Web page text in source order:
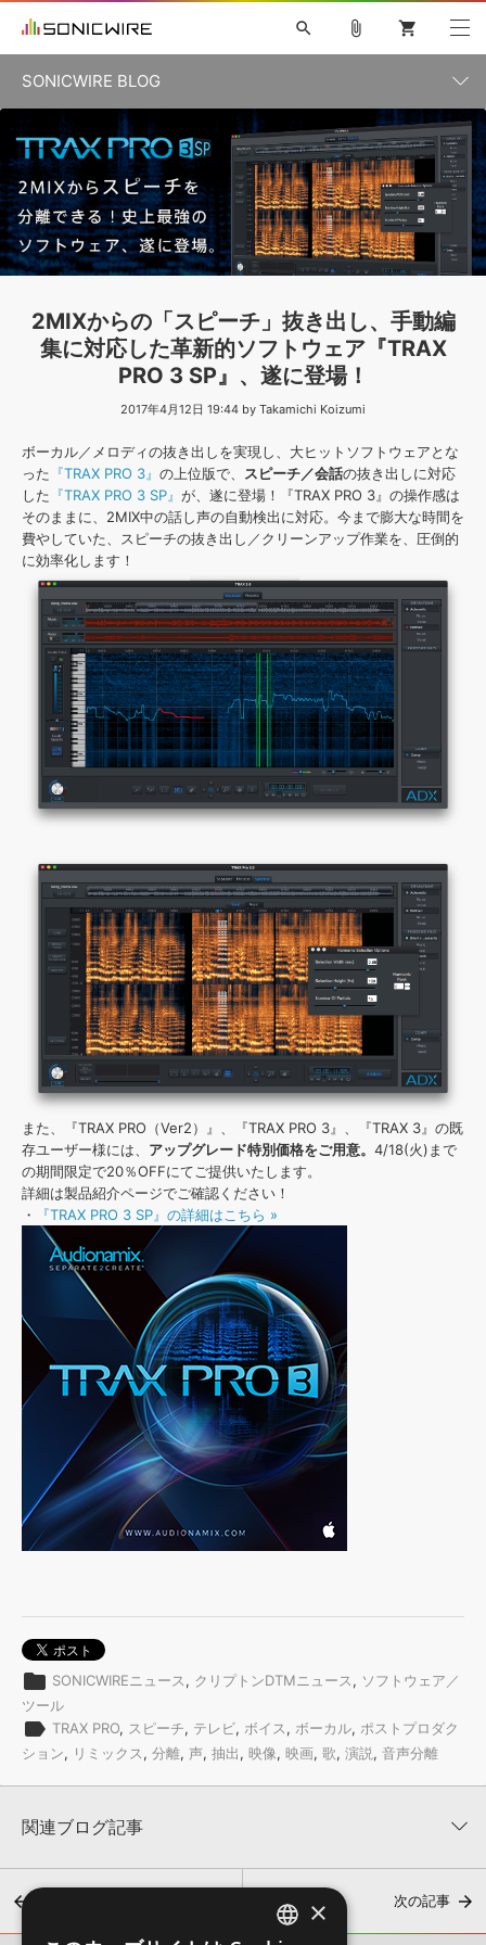
ソフト音源 »
プラグイン・エフェクト »
ソフトウェア／ツール »
効果音 »
BGM »
キャンペーン »
ニュースレター »
製品サポート情報 »
DTMガイド »
FAQ »
お問い合わせ »
音楽カード
楽曲配信流通サービス
無償のサウンド管理ソフト
次世代型ボーカル・エディタ
APS 映像のBGM・セリフを音声分離
SLS 音素材の制作・ライセンス提供
search
初音ミク V4X 鏡音リン・レン V4X
巡音ルカ V4X
ボーカル抜き出し
MEIKO V3 KAITO V3
MASSIVE
SYLENTH1
VOCALOID VIENNA
ライセンスフリーBGM
TOONTRACK
サンプルパックを試そう
MUTANT
シネマティック音源特集
EZdrummer2
KOTO NATION
ソフト音源 プラグイン・エフェクト サンプルパック
ソフトウェア／ツール DAW 効果音
attach_file shopping_cart
SONICWIRE BLOG
カテゴリ一覧
記事一覧
2MIXからの「スピーチ」抜き出し、手動編
集に対応した革新的ソフトウェア『TRAX
PRO 3 SP』、遂に登場！
2017年4月12日 19:44 by Takamichi Koizumi
ボーカル／メロディの抜き出しを実現し、大ヒットソフトウェアとな
った 『TRAX PRO 3』 の上位版で、 スピーチ／会話の抜き出しに対応
した 『TRAX PRO 3 SP』 が、遂に登場！『TRAX PRO 3』の操作感は
そのままに、2MIX中の話し声の自動検出に対応。今まで膨大な時間を
費やしていた、スピーチの抜き出し／クリーンアップ作業を、圧倒的
に効率化します！
また、『TRAX PRO（Ver2）』、『TRAX PRO 3』、『TRAX 3』の既
存ユーザー様には、 アップグレード特別価格をご用意。 4/18(火)まで
の期間限定で20％OFFにてご提供いたします。
詳細は製品紹介ページでご確認ください！
・
『TRAX PRO 3 SP』の詳細はこちら »
folder SONICWIREニュース クリプトンDTMニュース
ソフトウェア／
ツール
label TRAX PRO スピーチ テレビ ボイス ボーカル ポストプロダク
ション, リミックス, 分離, 声, 抽出, 映像, 映画, 歌, 演説, 音声分離
関連ブログ記事
次の記事
×